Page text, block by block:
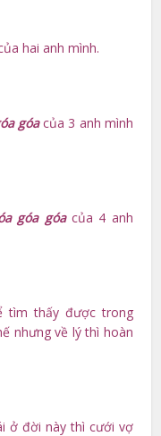
hai anh mình.
góacủa 3 anh mình
góa góacủa 4 anh
tìm thấy được trong
nhưng về lý thì hoàn
ở đời này thì cưới vợ